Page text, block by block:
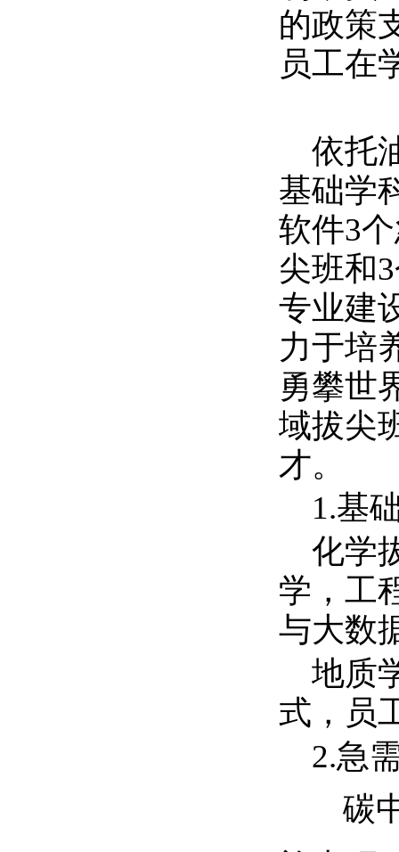
的政策
员工在
依托
基础学
软件3
尖班和3
专业建
力于培
勇攀世
域拔尖
才。
1.基
化学
学，工
与大数
地质
式，员
2.急
碳